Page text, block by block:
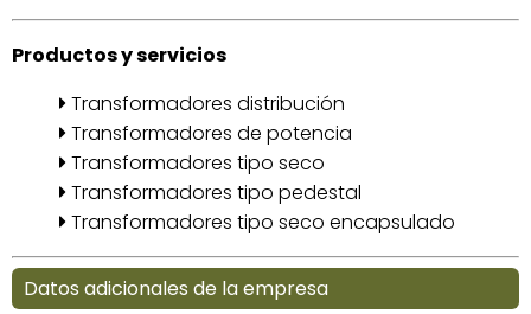
Productos y servicios
Transformadores distribución
Transformadores de potencia
Transformadores tipo seco
Transformadores tipo pedestal
Transformadores tipo seco encapsulado
Datos adicionales de la empresa